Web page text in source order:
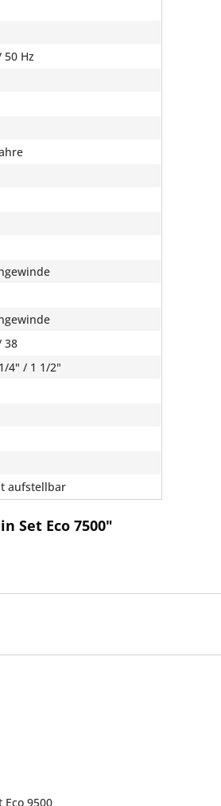
50 Hz
38
4" / 1 1/2"
aufstellbar
Set Eco 7500"
9500